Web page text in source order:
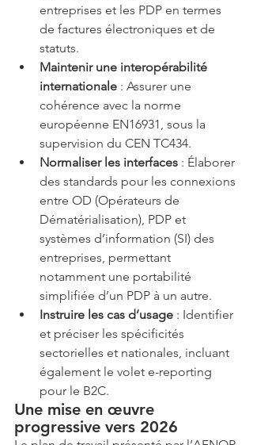
entreprises et les PDP en termes
de factures électroniques et de
statuts.
Maintenir une interopérabilité
internationale : Assurer une
cohérence avec la norme
européenne EN16931, sous la
supervision du CEN TC434.
Normaliser les interfaces : Élaborer
des standards pour les connexions
entre OD (Opérateurs de
Dématérialisation), PDP et
systèmes d’information (SI) des
entreprises, permettant
notamment une portabilité
simplifiée d’un PDP à un autre.
Instruire les cas d’usage : Identifier
et préciser les spécificités
sectorielles et nationales, incluant
également le volet e-reporting
pour le B2C.
Une mise en œuvre
progressive vers 2026